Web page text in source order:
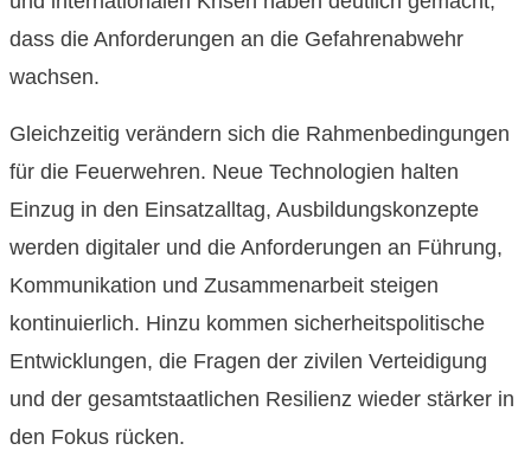
dass die Anforderungen an die Gefahrenabwehr
wachsen.
Gleichzeitig verändern sich die Rahmenbedingungen
für die Feuerwehren. Neue Technologien halten
Einzug in den Einsatzalltag, Ausbildungskonzepte
werden digitaler und die Anforderungen an Führung,
Kommunikation und Zusammenarbeit steigen
kontinuierlich. Hinzu kommen sicherheitspolitische
Entwicklungen, die Fragen der zivilen Verteidigung
und der gesamtstaatlichen Resilienz wieder stärker in
den Fokus rücken.